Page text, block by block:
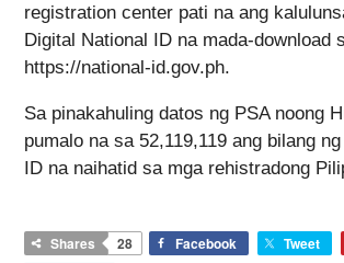
registration center pati na ang
Digital National ID na mada-download
https://national-id.gov.ph.
Sa pinakahuling datos ng PSA noong
pumalo na sa 52,119,119 ang bilang
ID na naihatid sa mga rehistradong
Shares 28 Facebook Tweet